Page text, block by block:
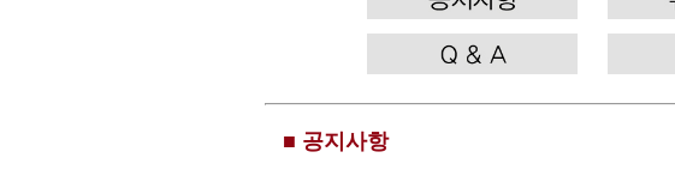
■ 공지사항